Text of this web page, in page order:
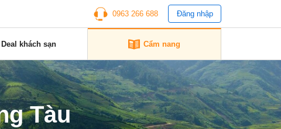
0963 266 688 Đăng nhập
Deal khách sạn Cẩm nang
Tàu